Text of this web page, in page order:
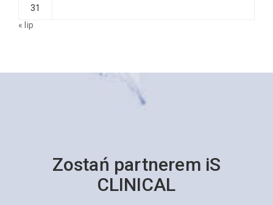
31
« lip
Zostań partnerem iS
CLINICAL